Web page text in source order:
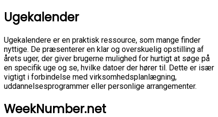
Ugekalender
Ugekalendere er en praktisk ressource, som mange finder
nyttige. De præsenterer en klar og overskuelig opstilling af
årets uger, der giver brugerne mulighed for hurtigt at søge på
en specifik uge og se, hvilke datoer der hører til. Dette er især
vigtigt i forbindelse med virksomhedsplanlægning,
uddannelsesprogrammer eller personlige arrangementer.
WeekNumber.net